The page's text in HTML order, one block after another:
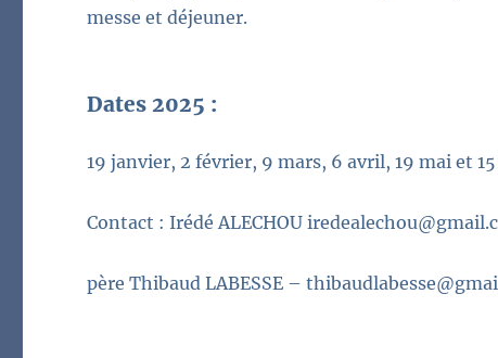
messe et déjeuner.
Dates 2025 :
19 janvier, 2 février, 9 mars, 6 avril, 19 mai et
Contact : Irédé ALECHOU
père Thibaud LABESSE –